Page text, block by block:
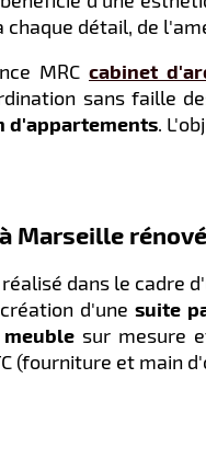
détail, de
MRC cabinet
sans faille
d'appartements.
Marseille
dans le cadre
d'une suite
sur mesure
(fourniture et main